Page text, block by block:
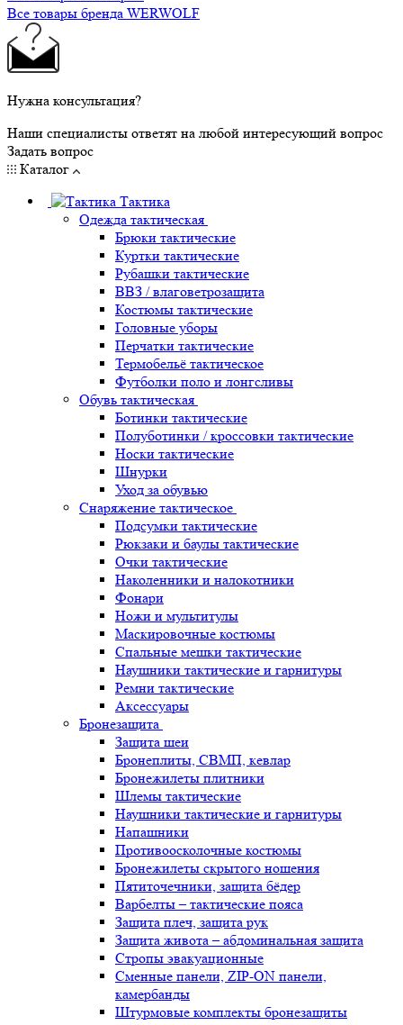
Все товары бренда WERWOLF
Нужна консультация?
Наши специалисты ответят на любой интересующий вопрос
Задать вопрос
Каталог
Тактика
Одежда тактическая
Брюки тактические
Куртки тактические
Рубашки тактические
ВВЗ / влаговетрозащита
Костюмы тактические
Головные уборы
Перчатки тактические
Термобельё тактическое
Футболки поло и лонгсливы
Обувь тактическая
Ботинки тактические
Полуботинки / кроссовки тактические
Носки тактические
Шнурки
Уход за обувью
Снаряжение тактическое
Подсумки тактические
Рюкзаки и баулы тактические
Очки тактические
Наколенники и налокотники
Фонари
Ножи и мультитулы
Маскировочные костюмы
Спальные мешки тактические
Наушники тактические и гарнитуры
Ремни тактические
Аксессуары
Бронезащита
Защита шеи
Бронеплиты, СВМП, кевлар
Бронежилеты плитники
Шлемы тактические
Наушники тактические и гарнитуры
Напашники
Противоосколочные костюмы
Бронежилеты скрытого ношения
Пятиточечники, защита бёдер
Варбелты – тактические пояса
Защита плеч, защита рук
Защита живота – абдоминальная защита
Стропы эвакуационные
Сменные панели, ZIP-ON панели,
камербанды
Штурмовые комплекты бронезащиты